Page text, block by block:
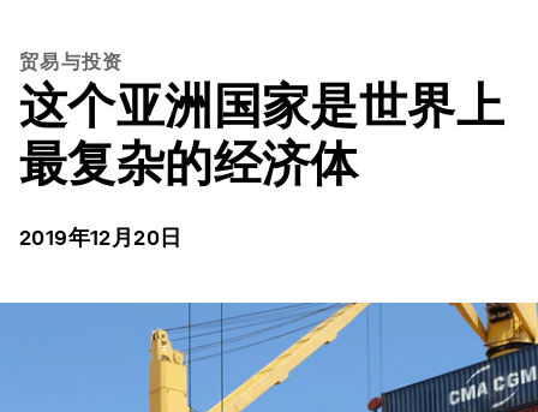
贸易与投资
这个亚洲国家是世界上
最复杂的经济体
2019年12月20日